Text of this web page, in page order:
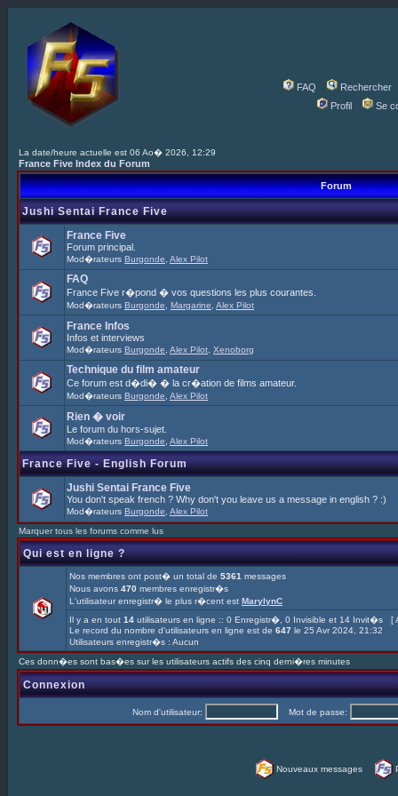
FAQ
Rechercher
Profil
Se
La date/heure actuelle est 06 Ao� 2026, 12:29
France Five Index du Forum
Forum
Jushi Sentai France Five
France Five
Forum principal.
Mod�rateurs Burgonde Alex Pilot
FAQ
France Five r�pond � vos questions les plus courantes.
Mod�rateurs Burgonde Margarine Alex Pilot
France Infos
Infos et interviews
Mod�rateurs Burgonde Alex Pilot Xenoborg
Technique du film amateur
Ce forum est d�di� � la cr�ation de films amateur.
Mod�rateurs Burgonde Alex Pilot
Rien � voir
Le forum du hors-sujet.
Mod�rateurs Burgonde Alex Pilot
France Five - English Forum
Jushi Sentai France Five
You don't speak french ? Why don't you leave us a message in english ? :)
Mod�rateurs Burgonde Alex Pilot
Marquer tous les forums comme lus
Qui est en ligne ?
Nos membres ont post� un total de 5361 messages
Nous avons 470 membres enregistr�s
L'utilisateur enregistr� le plus r�cent est MarylynC
Il y a en tout 14 utilisateurs en ligne :: 0 Enregistr�, 0 Invisible et 14 Invit�s [
Le record du nombre d'utilisateurs en ligne est de 647 le 25 Avr 2024, 21:32
Utilisateurs enregistr�s : Aucun
Ces donn�es sont bas�es sur les utilisateurs actifs des cinq derni�res minutes
Connexion
Nom d'utilisateur: Mot de passe:
Nouveaux messages